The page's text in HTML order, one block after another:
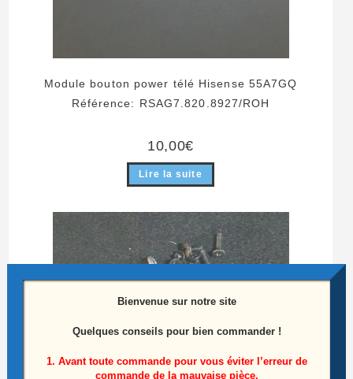
Module bouton power télé Hisense 55A7GQ
Référence: RSAG7.820.8927/ROH
10,00€
Lire la suite
Bienvenue sur notre site
Quelques conseils pour bien commander !
1. Avant toute commande pour vous éviter l’erreur de
commande de la mauvaise pièce,